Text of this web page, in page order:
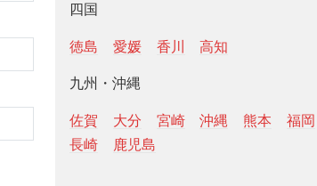
四国
徳島 愛媛 香川 高知
九州・沖縄
佐賀 大分 宮崎 沖縄 熊本
福岡
長崎
鹿児島